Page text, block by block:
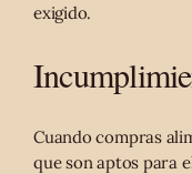
exigido.
Cuando compras
que son aptos para